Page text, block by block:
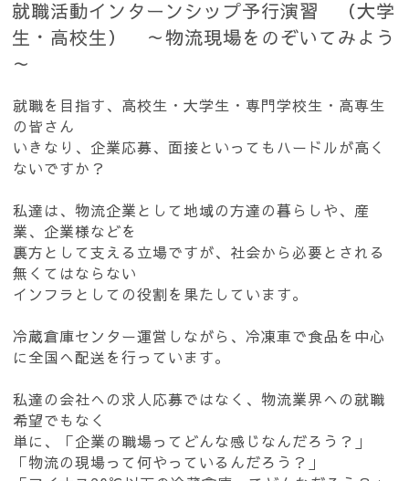
就職活動インターンシップ予行演習 （大学
生・高校生） ～物流現場をのぞいてみよう
～
就職を目指す、高校生・大学生・専門学校生・高専生
の皆さん
いきなり、企業応募、面接といってもハードルが高く
ないですか？
私達は、物流企業として地域の方達の暮らしや、産
業、企業様などを
裏方として支える立場ですが、社会から必要とされる
無くてはならない
インフラとしての役割を果たしています。
冷蔵倉庫センター運営しながら、冷凍車で食品を中心
に全国へ配送を行っています。
私達の会社への求人応募ではなく、物流業界への就職
希望でもなく
単に、「企業の職場ってどんな感じなんだろう？」
「物流の現場って何やっているんだろう？」